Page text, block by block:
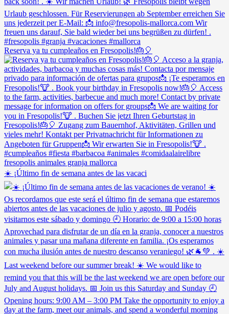
Reserva ya tu cumpleaños en Fresopolis!🎂🎈
☀️ ¡Último fin de semana antes de las vacaci